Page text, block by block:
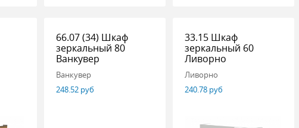
66.07 (34) Шкаф
зеркальный 80
Ванкувер
Ванкувер
248.52 руб
33.15 Шкаф
зеркальный 60
Ливорно
Ливорно
240.78 руб